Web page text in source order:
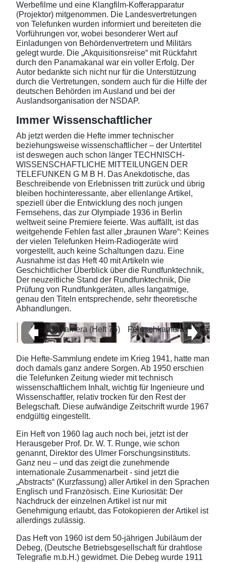
Werbefilme und eine Klangfilm-Kofferapparatur
(Projektor) mitgenommen. Die Landesvertretungen
von Telefunken wurden informiert und bereiteten die
Vorführungen vor, wobei besonderer Wert auf
Einladungen von Behördenvertretern und Militärs
gelegt wurde. Die „Akquisitionsreise“ mit Rückfahrt
durch den Panamakanal war ein voller Erfolg. Der
Autor bedankte sich nicht nur für die Unterstützung
durch die Vertretungen, sondern auch für die Hilfe der
deutschen Behörden im Ausland und bei der
Auslandsorganisation der NSDAP.
Immer Wissenschaftlicher
Ab jetzt werden die Hefte immer technischer
beziehungsweise wissenschaftlicher – der Untertitel
ist deswegen auch schon länger TECHNISCH-
WISSENSCHAFTLICHE MITTEILUNGEN DER
TELEFUNKEN G M B H. Das Anekdotische, das
Beschreibende von Erlebnissen tritt zurück und übrig
bleiben hochinteressante, aber ellenlange Artikel,
speziell über die Entwicklung des noch jungen
Fernsehens, das zur Olympiade 1936 in Berlin
weltweit seine Premiere feierte. Was auffällt, ist das
weitgehende Fehlen fast aller „braunen Ware“: Keines
der vielen Telefunken Heim-Radiogeräte wird
vorgestellt, auch keine Schaltungen dazu. Eine
Ausnahme ist das Heft 40 mit Artikeln wie
Geschichtlicher Überblick über die Rundfunktechnik,
Der neuzeitliche Stand der Rundfunktechnik, Die
Prüfung von Rundfunkgeräten, alles langatmige,
genau den Titeln entsprechende, sehr theoretische
Abhandlungen.
Fernsehkamera (Heft 75) Fernsehkamera (Heft 75)
Die Hefte-Sammlung endete im Krieg 1941, hatte man
doch damals ganz andere Sorgen. Ab 1950 erschien
die Telefunken Zeitung wieder mit technisch
wissenschaftlichem Inhalt, wichtig für Ingenieure und
Wissenschaftler, relativ trocken für den Rest der
Belegschaft. Diese aufwändige Zeitschrift wurde 1967
endgültig eingestellt.
Ein Heft von 1960 lag auch noch bei, jetzt ist der
Herausgeber Prof. Dr. W. T. Runge, wie schon
genannt, Direktor des Ulmer Forschungsinstituts.
Ganz neu – und das zeigt die zunehmende
internationale Zusammenarbeit - sind jetzt die
„Abstracts“ (Kurzfassung) aller Artikel in den Sprachen
Englisch und Französisch. Eine Kuriosität: Der
Nachdruck der einzelnen Artikel ist nur mit
Genehmigung erlaubt, das Fotokopieren der Artikel ist
allerdings zulässig.
Das Heft von 1960 ist dem 50-jährigen Jubiläum der
Debeg, (Deutsche Betriebsgesellschaft für drahtlose
Telegrafie m.b.H.) gewidmet. Die Debeg wurde 1911